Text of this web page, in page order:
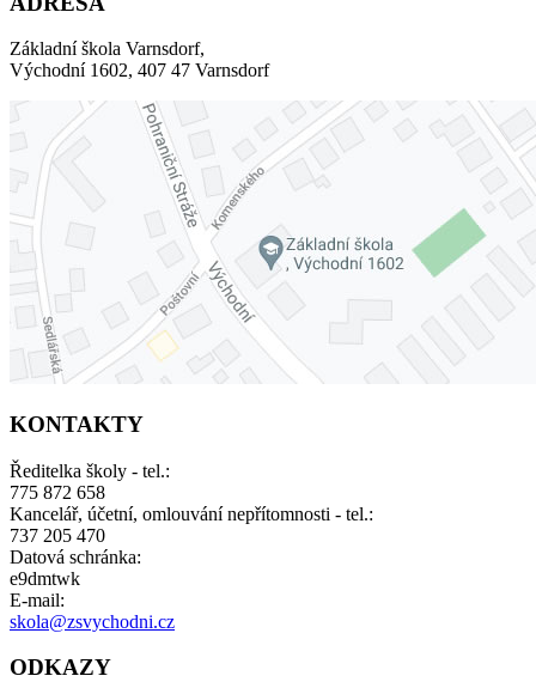
Základní škola Varnsdorf,
Východní 1602, 407 47 Varnsdorf
KONTAKTY
Ředitelka školy - tel.:
775 872 658
Kancelář, účetní, omlouvání nepřítomnosti - tel.:
737 205 470
Datová schránka:
e9dmtwk
E-mail:
skola@zsvychodni.cz
ODKAZY